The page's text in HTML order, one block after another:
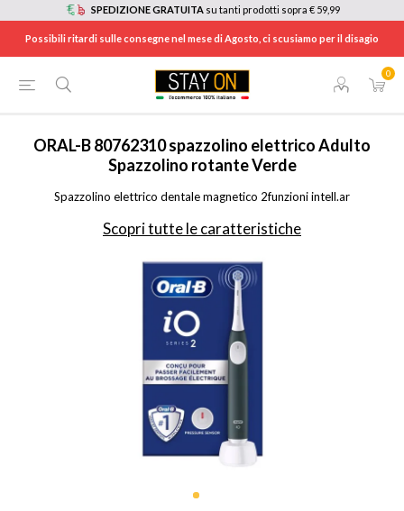
SPEDIZIONE GRATUITA su tanti prodotti sopra € 59,99
Possibili ritardi sulle consegne nel mese di Agosto, ci scusiamo per il disagio
0
ELETTRODOMESTICI / CURA DELLA PERSONA, SALUTE E BENESSERE
ORAL-B80762310 spazzolino elettrico Adulto
Spazzolino rotante Verde
Spazzolino elettrico dentale magnetico 2funzioni intell.ar
Scopri tutte le caratteristiche